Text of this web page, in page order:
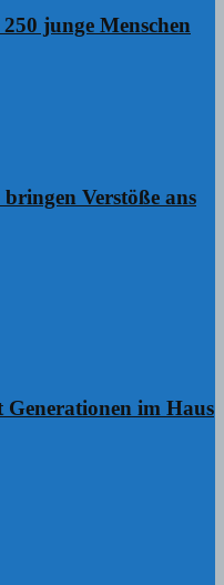
junge Menschen
Verstöße ans
im Haus